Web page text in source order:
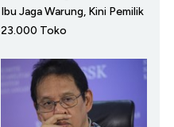
Ibu Jaga Warung, Kini Pemilik
23.000 Toko